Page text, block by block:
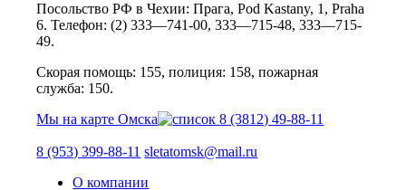
Посольство РФ в Чехии: Прага, Pod Kastany, 1, Praha
6. Телефон: (2) 333—741-00, 333—715-48, 333—715-
49.
Скорая помощь: 155, полиция: 158, пожарная
служба: 150.
Мы на карте Омска
8 (3812) 49-88-11
8 (953) 399-88-11 sletatomsk@mail.ru
О компании